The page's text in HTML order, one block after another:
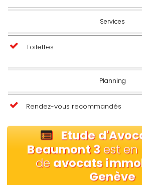
Services
Toilettes
Planning
Rendez-vous recommandés
Etude
Beaumont 3est en
de avocats
Genève